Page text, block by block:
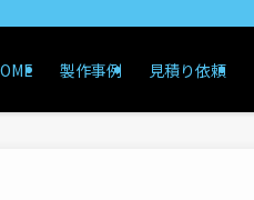
製作事例 見積り依頼